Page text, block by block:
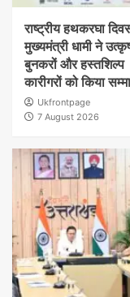
राष्ट्रीय हथकरघा
मुख्यमंत्री धामी ने
बुनकरों और हस्तशिल्प
कारीगरों को किया
Ukfrontpage
7 August 2026